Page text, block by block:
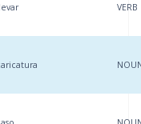
VERB